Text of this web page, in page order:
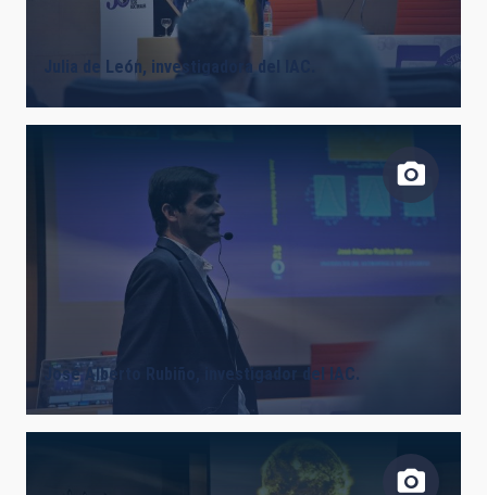
Julia de León, investigadora del IAC.
José Alberto Rubiño, investigador del IAC.